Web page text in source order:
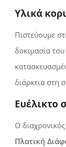
Υλικά
Πιστεύουμε
δοκιμασία
διάρκεια στη
Ευέλικτο
Ο
Πλατική